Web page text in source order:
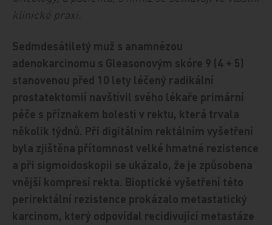
klinické praxi.
Sedmdesátiletý muž s anamnézou
adenokarcinomu s Gleasonovým skóre 9 (4 + 5)
stanovenou před 10 lety léčený radikální
prostatektomií navštívil svého lékaře primární
péče s příznakem bolesti v rektu, která trvala
několik týdnů. Při digitálním rektálním vyšetření
byla zjištěna přítomnost velké hmatné rezistence
a při sigmoidoskopii se ukázalo, že je způsobena
vnější kompresí rekta. Bioptické vyšetření této
perirektální rezistence prokázalo metastatický
karcinom, který odpovídal recidivující metastáze